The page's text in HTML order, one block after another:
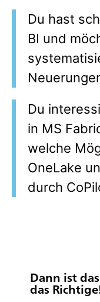
Du hast
BI und
Du
in MS
welche
OneLake
durch
Dann ist
das